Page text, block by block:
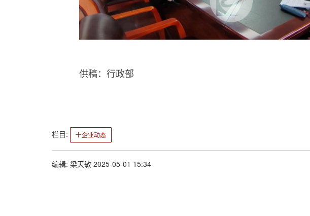
供稿：行政部
栏目: 企业动态
编辑: 梁天敏 2025-05-01 15:34